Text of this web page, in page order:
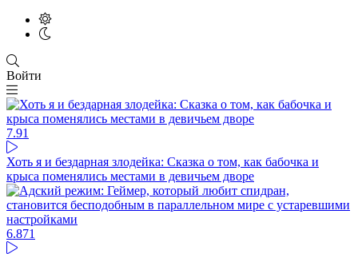
Войти
7.91
Хоть я и бездарная злодейка: Сказка о том, как бабочка и
крыса поменялись местами в девичьем дворе
6.871